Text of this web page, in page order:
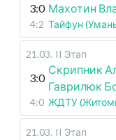
3:0 Махотин
4:2 Тайфун
21.03. II Этап
3:0
Скрипник
Гаврилюк
4:0 ЖДТУ
21.03. II Этап